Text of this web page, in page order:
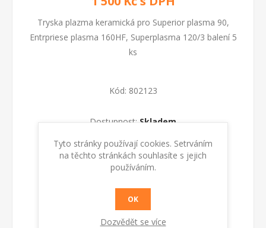
Tryska plazma keramická pro Superior plasma 90,
Entrpriese plasma 160HF, Superplasma 120/3 balení 5
ks
Kód: 802123
Dostupnost: Skladem
KOUPIT
Tyto stránky používají cookies. Setrváním
na těchto stránkách souhlasíte s jejich
používáním.
OK
Dozvědět se více